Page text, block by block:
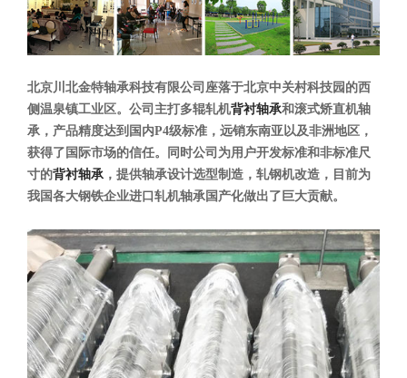
北京川北金特轴承科技有限公司座落于北京中关村科技园的西
侧温泉镇工业区。公司主打多辊轧机背衬轴承和滚式矫直机轴
承，产品精度达到国内P4级标准，远销东南亚以及非洲地区，
获得了国际市场的信任。同时公司为用户开发标准和非标准尺
寸的背衬轴承 ，提供轴承设计选型制造，轧钢机改造，目前为
我国各大钢铁企业进口轧机轴承国产化做出了巨大贡献。